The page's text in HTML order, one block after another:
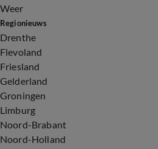
Weer
Regionieuws
Drenthe
Flevoland
Friesland
Gelderland
Groningen
Limburg
Noord-Brabant
Noord-Holland